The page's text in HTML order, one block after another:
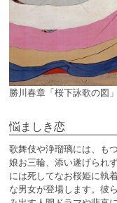
勝川春章「桜下詠歌の図」
悩ましき恋
歌舞伎や浄瑠璃には、も
娘お三輪、添い遂げられ
には死してなお桜姫に執
な男女が登場します。彼